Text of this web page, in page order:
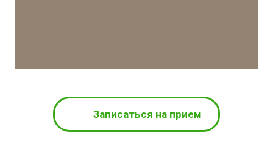
Записаться на прием